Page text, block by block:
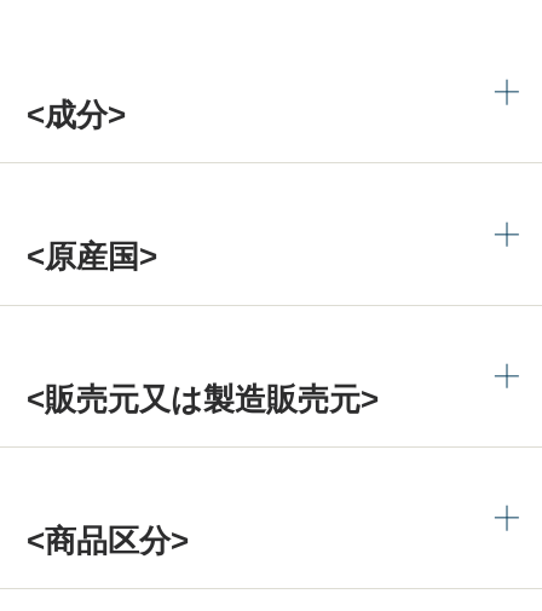
<成分>
<原産国>
<販売元又は製造販売元>
<商品区分>